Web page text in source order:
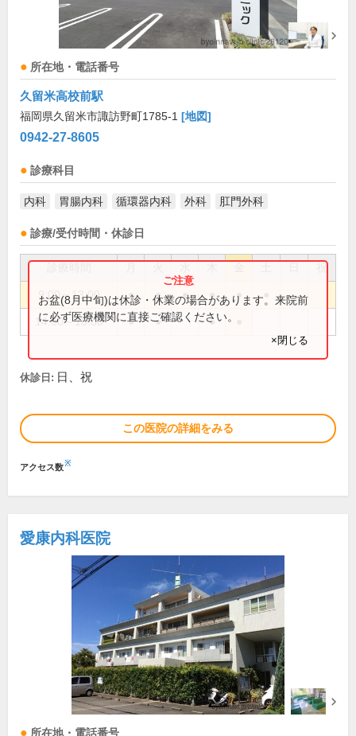
所在地・電話番号
久留米高校前駅
福岡県久留米市諏訪野町1785-1 [地図]
0942-27-8605
診療科目
内科 胃腸内科 循環器内科 外科 肛門外科
診療/受付時間・休診日
祝
9:00～13:00 ● ● ● ● ●
14:00～18:00 ● ● ●
お盆(8月中旬)は休診・休業の場合があります。来院前
に必ず医療機関に直接ご確認ください。
×閉じる
休診日: 日、祝
この医院の詳細をみる
アクセス数※
愛康内科医院
所在地・電話番号